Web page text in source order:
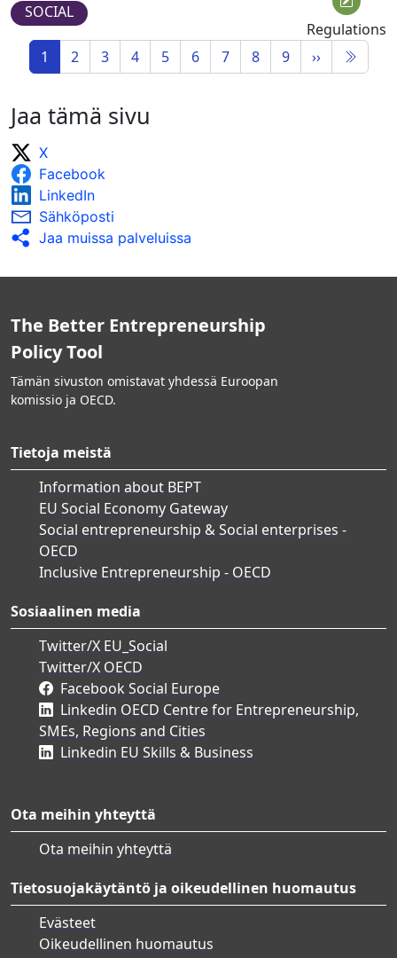
SOCIAL
Regulations
1
2 3 4 5 6 7 8 9 ››
Jaa tämä sivu
X
Facebook
LinkedIn
Sähköposti
Jaa muissa palveluissa
The Better Entrepreneurship
Policy Tool
Tämän sivuston omistavat yhdessä Euroopan
komissio ja OECD.
Tietoja meistä
Information about BEPT
EU Social Economy Gateway
Social entrepreneurship & Social enterprises -
OECD
Inclusive Entrepreneurship - OECD
Sosiaalinen media
Twitter/X EU_Social
Twitter/X OECD
Facebook Social Europe
Linkedin OECD Centre for Entrepreneurship,
SMEs, Regions and Cities
Linkedin EU Skills & Business
Ota meihin yhteyttä
Ota meihin yhteyttä
Tietosuojakäytäntö ja oikeudellinen huomautus
Evästeet
Oikeudellinen huomautus